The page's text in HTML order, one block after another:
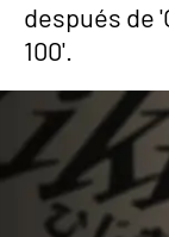
después de
100'.